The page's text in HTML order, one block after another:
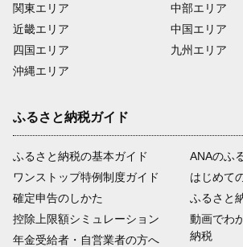
関東エリア
近畿エリア
四国エリア
沖縄エリア
中部エリア
中国エリア
九州エリア
ふるさと納税ガイド
ふるさと納税の基本ガイド
ワンストップ特例制度ガイド
確定申告のしかた
控除上限額シミュレーション
年金受給者・自営業者の方へ
ANAのふ
はじめて
ふるさと
動画でわ
納税